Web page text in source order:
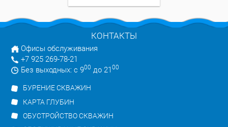
КОНТАКТЫ
Офисы обслуживания
+7 925 269-78-21
Без выходных: с 900 до 21 00
БУРЕНИЕ СКВАЖИН
КАРТА ГЛУБИН
ОБУСТРОЙСТВО СКВАЖИН